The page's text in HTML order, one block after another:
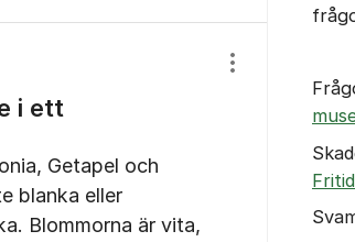
i ett
Visa/dölj
Getapel och
blanka eller
Blommorna är vita,